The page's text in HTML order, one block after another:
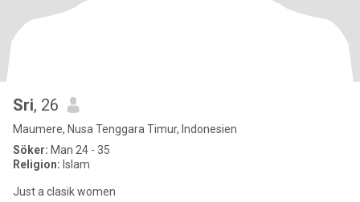
Sri, 26
Maumere, Nusa Tenggara Timur, Indonesien
Söker: Man 24 - 35
Religion: Islam
Just a clasik women